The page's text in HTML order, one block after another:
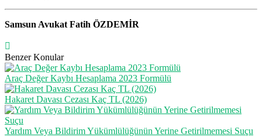
Samsun Avukat Fatih ÖZDEMİR
Benzer Konular
Araç Değer Kaybı Hesaplama 2023 Formülü
Hakaret Davası Cezası Kaç TL (2026)
Yardım Veya Bildirim Yükümlülüğünün Yerine Getirilmemesi Suçu